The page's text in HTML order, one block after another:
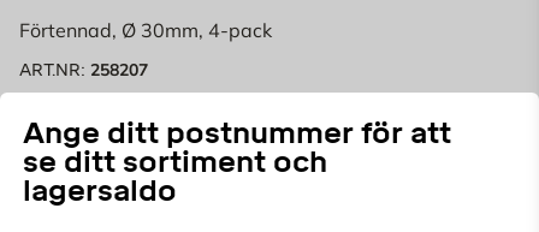
Ange ditt postnummer för att
se ditt sortiment och
lagersaldo
Förtennad, Ø 30mm, 4-pack
ART.NR: 258207
Knopp i zink, förtennad. Diameter 30 mm. 4-pack.